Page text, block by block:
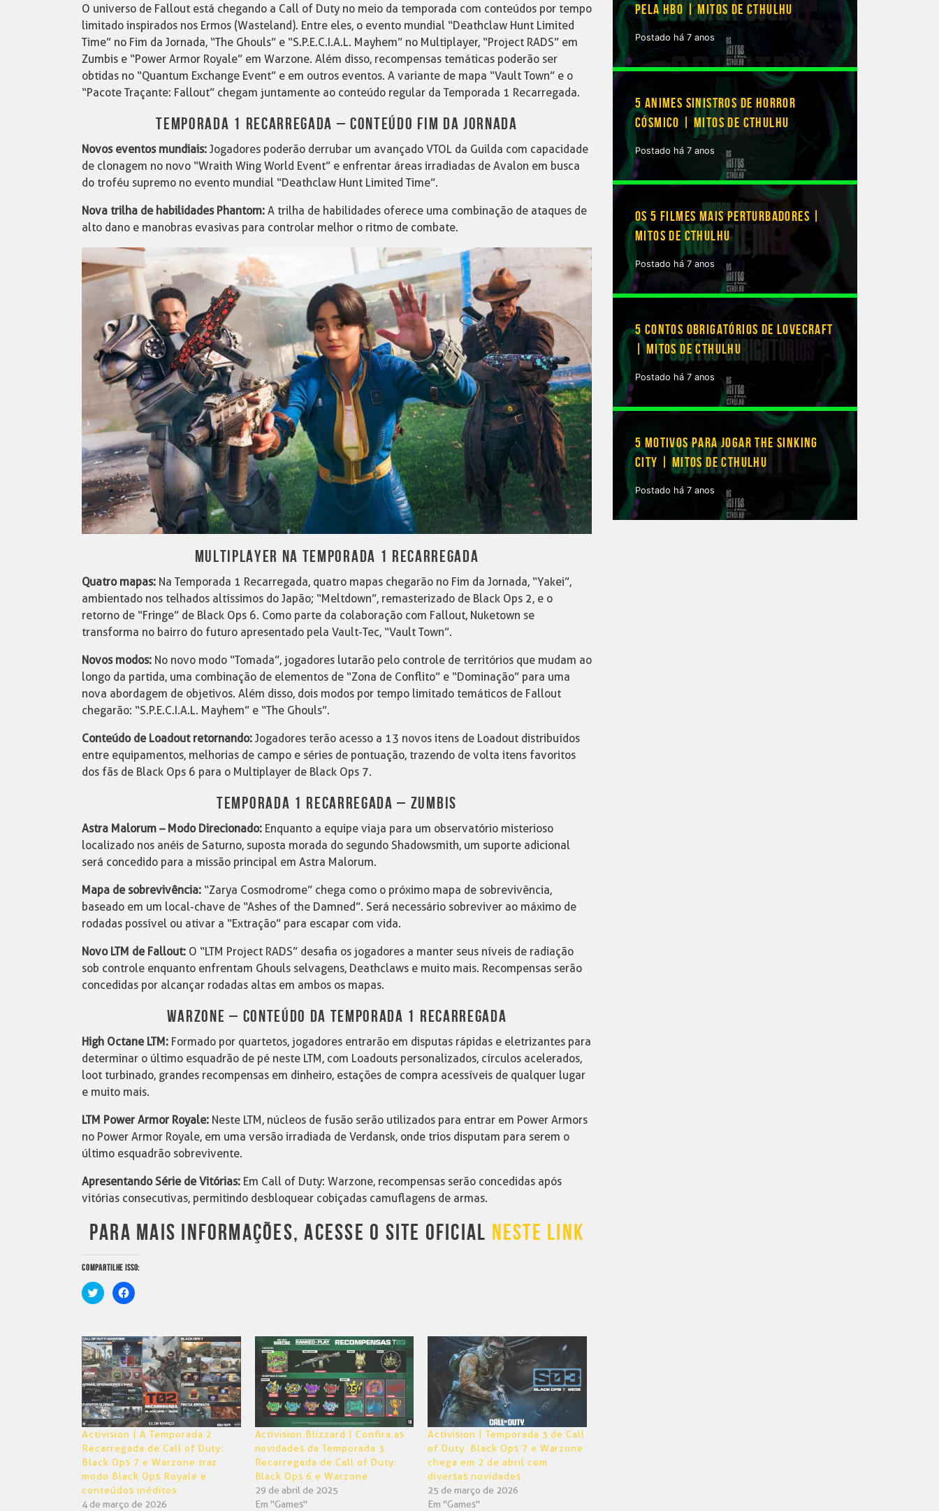
O universo de Fallout está chegando a Call of Duty no meio da temporada com conteúdos por tempo
limitado inspirados nos Ermos (Wasteland). Entre eles, o evento mundial “Deathclaw Hunt Limited
Time” no Fim da Jornada, “The Ghouls” e “S.P.E.C.I.A.L. Mayhem” no Multiplayer, “Project RADS” em
Zumbis e “Power Armor Royale” em Warzone. Além disso, recompensas temáticas poderão ser
obtidas no “Quantum Exchange Event” e em outros eventos. A variante de mapa “Vault Town” e o
“Pacote Traçante: Fallout” chegam juntamente ao conteúdo regular da Temporada 1 Recarregada.
TEMPORADA 1 RECARREGADA – CONTEÚDO FIM DA JORNADA
Novos eventos mundiais: Jogadores poderão derrubar um avançado VTOL da Guilda com capacidade
de clonagem no novo “Wraith Wing World Event” e enfrentar áreas irradiadas de Avalon em busca
do troféu supremo no evento mundial “Deathclaw Hunt Limited Time”.
Nova trilha de habilidades Phantom: A trilha de habilidades oferece uma combinação de ataques de
alto dano e manobras evasivas para controlar melhor o ritmo de combate.
MULTIPLAYER NA TEMPORADA 1 RECARREGADA
Quatro mapas: Na Temporada 1 Recarregada, quatro mapas chegarão no Fim da Jornada, “Yakei”,
ambientado nos telhados altíssimos do Japão; “Meltdown”, remasterizado de Black Ops 2, e o
retorno de “Fringe” de Black Ops 6. Como parte da colaboração com Fallout, Nuketown se
transforma no bairro do futuro apresentado pela Vault-Tec, “Vault Town”.
Novos modos: No novo modo “Tomada”, jogadores lutarão pelo controle de territórios que mudam ao
longo da partida, uma combinação de elementos de “Zona de Conflito” e “Dominação” para uma
nova abordagem de objetivos. Além disso, dois modos por tempo limitado temáticos de Fallout
chegarão: “S.P.E.C.I.A.L. Mayhem” e “The Ghouls”.
Conteúdo de Loadout retornando: Jogadores terão acesso a 13 novos itens de Loadout distribuídos
entre equipamentos, melhorias de campo e séries de pontuação, trazendo de volta itens favoritos
dos fãs de Black Ops 6 para o Multiplayer de Black Ops 7.
TEMPORADA 1 RECARREGADA – ZUMBIS
Astra Malorum – Modo Direcionado: Enquanto a equipe viaja para um observatório misterioso
localizado nos anéis de Saturno, suposta morada do segundo Shadowsmith, um suporte adicional
será concedido para a missão principal em Astra Malorum.
Mapa de sobrevivência: “Zarya Cosmodrome” chega como o próximo mapa de sobrevivência,
baseado em um local-chave de “Ashes of the Damned”. Será necessário sobreviver ao máximo de
rodadas possível ou ativar a “Extração” para escapar com vida.
Novo LTM de Fallout: O “LTM Project RADS” desafia os jogadores a manter seus níveis de radiação
sob controle enquanto enfrentam Ghouls selvagens, Deathclaws e muito mais. Recompensas serão
concedidas por alcançar rodadas altas em ambos os mapas.
WARZONE – CONTEÚDO DA TEMPORADA 1 RECARREGADA
High Octane LTM: Formado por quartetos, jogadores entrarão em disputas rápidas e eletrizantes para
determinar o último esquadrão de pé neste LTM, com Loadouts personalizados, círculos acelerados,
loot turbinado, grandes recompensas em dinheiro, estações de compra acessíveis de qualquer lugar
e muito mais.
LTM Power Armor Royale: Neste LTM, núcleos de fusão serão utilizados para entrar em Power Armors
no Power Armor Royale, em uma versão irradiada de Verdansk, onde trios disputam para serem o
último esquadrão sobrevivente.
Apresentando Série de Vitórias: Em Call of Duty: Warzone, recompensas serão concedidas após
vitórias consecutivas, permitindo desbloquear cobiçadas camuflagens de armas.
PARA MAIS INFORMAÇÕES, ACESSE O SITE OFICIAL NESTE LINK
COMPARTILHE ISSO:
Clique
para
em
nova
janela)
Clique
para
em
nova
janela)
Activision | A Temporada 2
Recarregada de Call of Duty:
Black Ops 7 e Warzone traz
modo Black Ops Royale e
conteúdos inéditos
4 de março de 2026
Activision Blizzard | Confira as
novidades da Temporada 3
Recarregada de Call of Duty:
Black Ops 6 e Warzone
29 de abril de 2025
Em "Games"
Activision | Temporada 3 de Call
of Duty: Black Ops 7 e Warzone
chega em 2 de abril com
diversas novidades
25 de março de 2026
Em "Games"
PELA HBO | MITOS DE CTHULHU
Postado há 7 anos
5 ANIMES SINISTROS DE HORROR
CÓSMICO | MITOS DE CTHULHU
Postado há 7 anos
OS 5 FILMES MAIS PERTURBADORES |
MITOS DE CTHULHU
Postado há 7 anos
5 CONTOS OBRIGATÓRIOS DE LOVECRAFT
| MITOS DE CTHULHU
Postado há 7 anos
5 MOTIVOS PARA JOGAR THE SINKING
CITY | MITOS DE CTHULHU
Postado há 7 anos